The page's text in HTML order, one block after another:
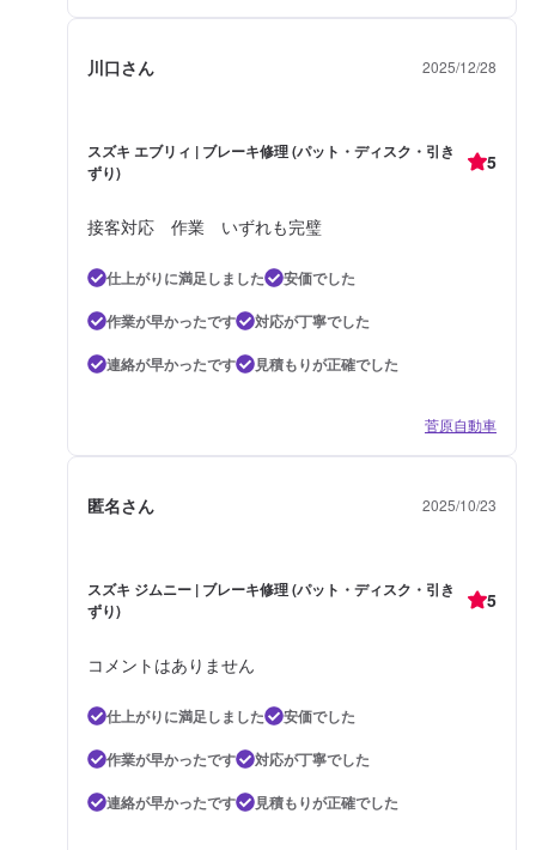
川口さん 2025/12/28
スズキ エブリィ | ブレーキ修理 (パット・ディスク・引き
ずり)
5
接客対応 作業 いずれも完璧
仕上がりに満足しました
安価でした
作業が早かったです
対応が丁寧でした
連絡が早かったです
見積もりが正確でした
菅原自動車
匿名さん 2025/10/23
スズキ ジムニー | ブレーキ修理 (パット・ディスク・引き
ずり)
5
コメントはありません
仕上がりに満足しました
安価でした
作業が早かったです
対応が丁寧でした
連絡が早かったです
見積もりが正確でした